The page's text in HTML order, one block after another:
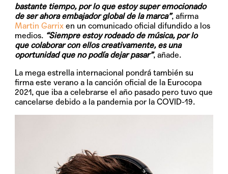
bastante tiempo, por lo que estoy super emocionado
de ser ahora embajador global de la marca”, afirma
Martin Garrix en un comunicado oficial difundido a los
medios. “Siempre estoy rodeado de música, por lo
que colaborar con ellos creativamente, es una
oportunidad que no podía dejar pasar”, añade.
La mega estrella internacional pondrá también su
firma este verano a la canción oficial de la Eurocopa
2021, que iba a celebrarse el año pasado pero tuvo que
cancelarse debido a la pandemia por la COVID-19.